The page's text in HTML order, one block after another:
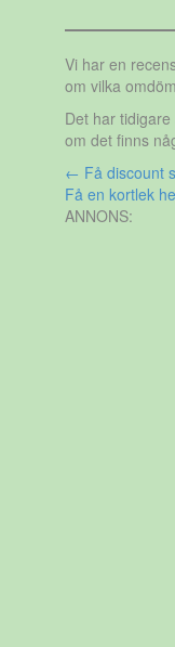
Vi har en
om vilka
Det har
om det finns
← Få discount
Få en kortlek
ANNONS: